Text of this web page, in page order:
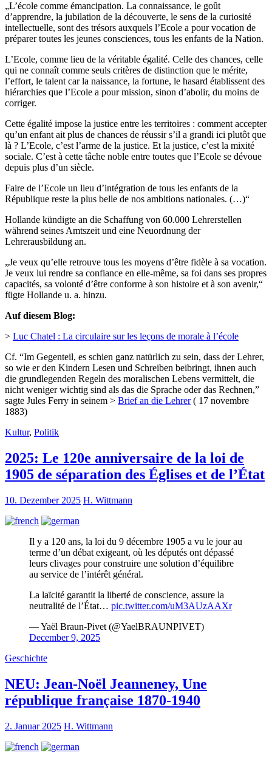
„L’école comme émancipation. La connaissance, le goût
d’apprendre, la jubilation de la découverte, le sens de la curiosité
intellectuelle, sont des trésors auxquels l’Ecole a pour vocation de
préparer toutes les jeunes consciences, tous les enfants de la Nation.
L’Ecole, comme lieu de la véritable égalité. Celle des chances, celle
qui ne connaît comme seuls critères de distinction que le mérite,
l’effort, le talent car la naissance, la fortune, le hasard établissent des
hiérarchies que l’Ecole a pour mission, sinon d’abolir, du moins de
corriger.
Cette égalité impose la justice entre les territoires : comment accepter
qu’un enfant ait plus de chances de réussir s’il a grandi ici plutôt que
là ? L’Ecole, c’est l’arme de la justice. Et la justice, c’est la mixité
sociale. C’est à cette tâche noble entre toutes que l’Ecole se dévoue
depuis plus d’un siècle.
Faire de l’Ecole un lieu d’intégration de tous les enfants de la
République reste la plus belle de nos ambitions nationales. (…)“
Hollande kündigte an die Schaffung von 60.000 Lehrerstellen
während seines Amtszeit und eine Neuordnung der
Lehrerausbildung an.
„Je veux qu’elle retrouve tous les moyens d’être fidèle à sa vocation.
Je veux lui rendre sa confiance en elle-même, sa foi dans ses propres
capacités, sa volonté d’être conforme à son histoire et à son avenir,“
fügte Hollande u. a. hinzu.
Auf diesem Blog:
> Luc Chatel : La circulaire sur les leçons de morale à l’école
Cf. “Im Gegenteil, es schien ganz natürlich zu sein, dass der Lehrer,
so wie er den Kindern Lesen und Schreiben beibringt, ihnen auch
die grundlegenden Regeln des moralischen Lebens vermittelt, die
nicht weniger wichtig sind als das die Sprache oder das Rechnen,”
sagte Jules Ferry in seinem > Brief an die Lehrer( 17 novembre
1883)
Kultur, Politik
2025: Le 120e anniversaire de la loi de
1905 de séparation des Églises et de l’État
10. Dezember 2025 H. Wittmann
Il y a 120 ans, la loi du 9 décembre 1905 a vu le jour au
terme d’un débat exigeant, où les députés ont dépassé
leurs clivages pour construire une solution d’équilibre
au service de l’intérêt général.
La laïcité garantit la liberté de conscience, assure la
neutralité de l’État… pic.twitter.com/uM3AUzAAXr
— Yaël Braun-Pivet (@YaelBRAUNPIVET)
December 9, 2025
Geschichte
NEU: Jean-Noël Jeanneney, Une
république française 1870-1940
2. Januar 2025 H. Wittmann